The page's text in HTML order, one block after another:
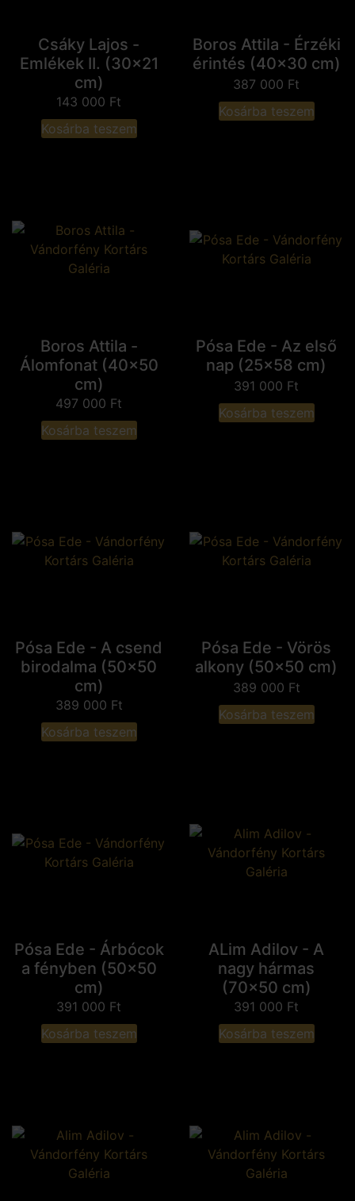
Csáky Lajos -
Emlékek II. (30x21
cm)
143 000 Ft
Kosárba teszem
Boros Attila - Érzéki
érintés (40x30 cm)
387 000 Ft
Kosárba teszem
Boros Attila -
Álomfonat (40x50
cm)
497 000 Ft
Kosárba teszem
Pósa Ede - Az első
nap (25x58 cm)
391 000 Ft
Kosárba teszem
Pósa Ede - A csend
birodalma (50x50
cm)
389 000 Ft
Kosárba teszem
Pósa Ede - Vörös
alkony (50x50 cm)
389 000 Ft
Kosárba teszem
Pósa Ede - Árbócok
a fényben (50x50
cm)
391 000 Ft
Kosárba teszem
ALim Adilov - A
nagy hármas
(70x50 cm)
391 000 Ft
Kosárba teszem